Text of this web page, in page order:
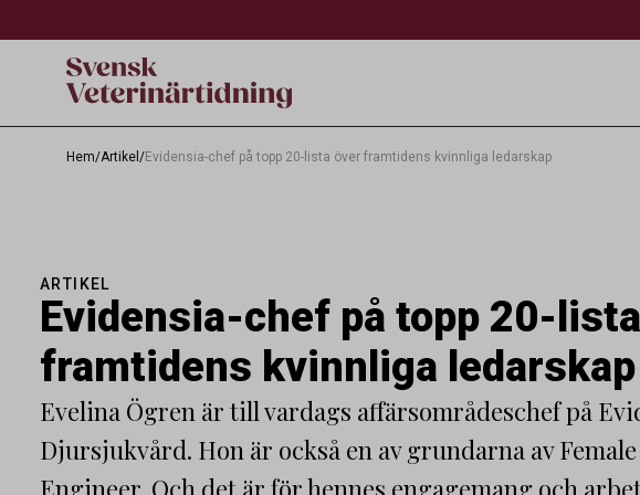
Hem/Artikel /Evidensia-chef på topp 20-lista över framtidens kvinnliga ledarskap
ARTIKEL
Evidensia-chef på topp 20-
framtidens kvinnliga ledarskap
Evelina Ögren är till vardags affärsområdeschef på
Djursjukvård. Hon är också en av grundarna av
Engineer. Och det är för hennes engagemang och